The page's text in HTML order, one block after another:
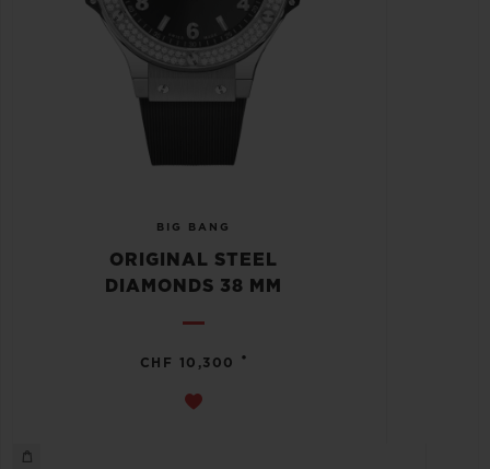
BIG BANG
ORIGINAL STEEL
DIAMONDS 38 MM
CHF 10,300 •